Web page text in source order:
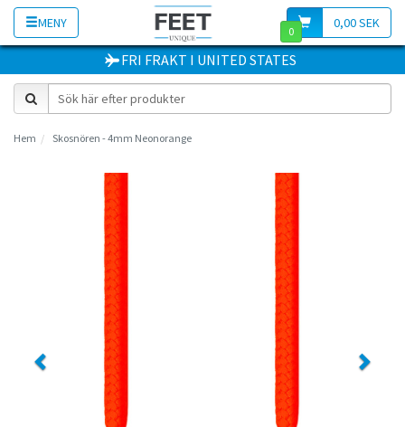
MENY 0,00 SEK
0
FRI FRAKT I UNITED STATES
Hem Skosnören - 4mm Neonorange
Previous